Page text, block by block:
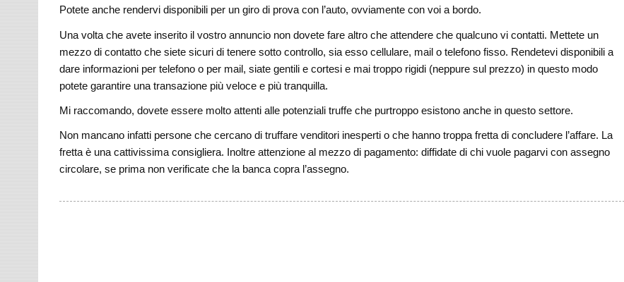
Potete anche rendervi disponibili per un giro di prova con l’auto, ovviamente con voi a bordo.
Una volta che avete inserito il vostro annuncio non dovete fare altro che attendere che qualcuno vi contatti. Mettete un
mezzo di contatto che siete sicuri di tenere sotto controllo, sia esso cellulare, mail o telefono fisso. Rendetevi disponibili a
dare informazioni per telefono o per mail, siate gentili e cortesi e mai troppo rigidi (neppure sul prezzo) in questo modo
potete garantire una transazione più veloce e più tranquilla.
Mi raccomando, dovete essere molto attenti alle potenziali truffe che purtroppo esistono anche in questo settore.
Non mancano infatti persone che cercano di truffare venditori inesperti o che hanno troppa fretta di concludere l’affare. La
fretta è una cattivissima consigliera. Inoltre attenzione al mezzo di pagamento: diffidate di chi vuole pagarvi con assegno
circolare, se prima non verificate che la banca copra l’assegno.